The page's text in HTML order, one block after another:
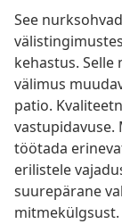
See
kehastus.
välimus
patio.
vastupidavuse.
töötada
erilistele
suurepärane
mitmekülgsust.